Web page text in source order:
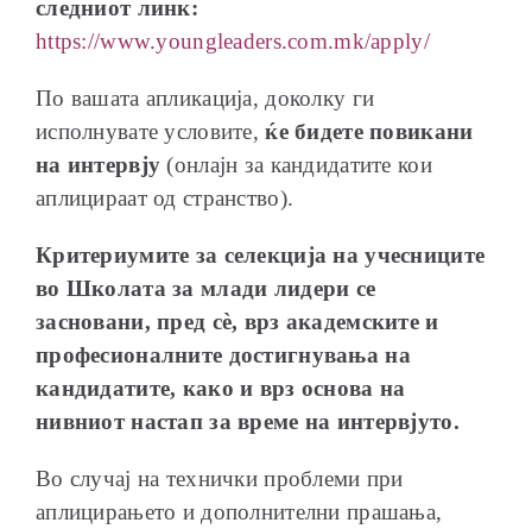
следниот линк:
https://www.youngleaders.com.mk/apply/
По вашата апликација, доколку ги
исполнувате условите,ќе бидете повикани
на интервју(онлајн за кандидатите кои
аплицираат од странство).
Критериумите за селекција на учесниците
во Школата за млади лидери се
засновани, пред сè, врз академските и
професионалните достигнувања на
кандидатите, како и врз основа на
нивниот настап за време на интервјуто.
Во случај на технички проблеми при
аплицирањето и дополнителни прашања,